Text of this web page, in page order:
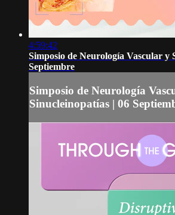
4:59:42
Simposio de Neurología Vascular y
Septiembre
Simposio de Neurología
Sinucleinopatías | 06